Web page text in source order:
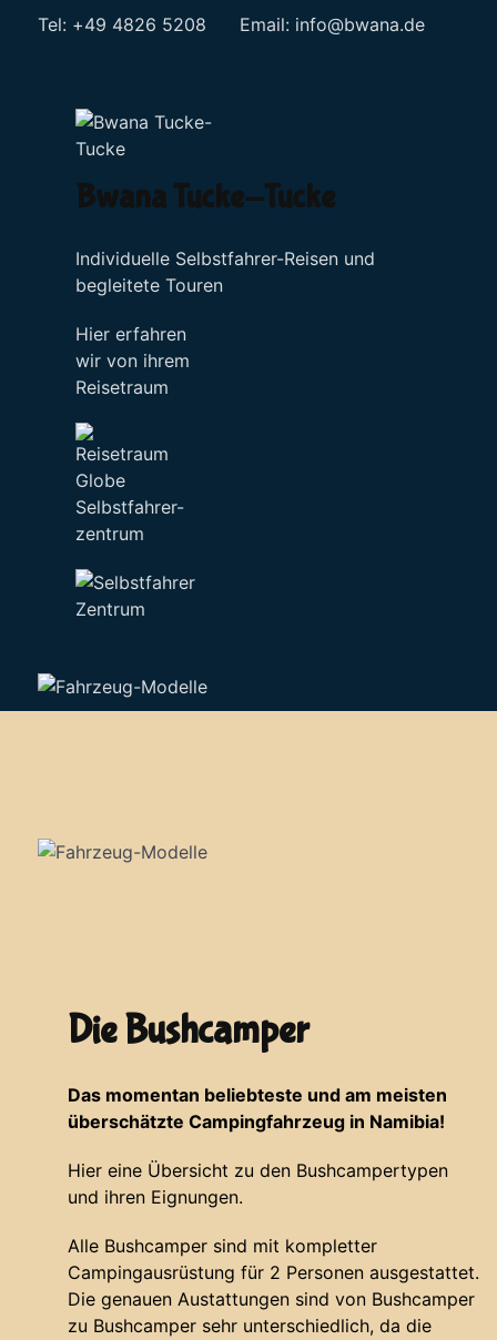
Tel: +49 4826 5208 Email: info@bwana.de
Bwana Tucke-Tucke
Individuelle Selbstfahrer-Reisen und
begleitete Touren
Hier erfahren
wir von ihrem
Reisetraum
Selbstfahrer-
zentrum
Die Bushcamper
Das momentan beliebteste und am meisten
überschätzte Campingfahrzeug in Namibia!
Hier eine Übersicht zu den Bushcampertypen
und ihren Eignungen.
Alle Bushcamper sind mit kompletter
Campingausrüstung für 2 Personen ausgestattet.
Die genauen Austattungen sind von Bushcamper
zu Bushcamper sehr unterschiedlich, da die